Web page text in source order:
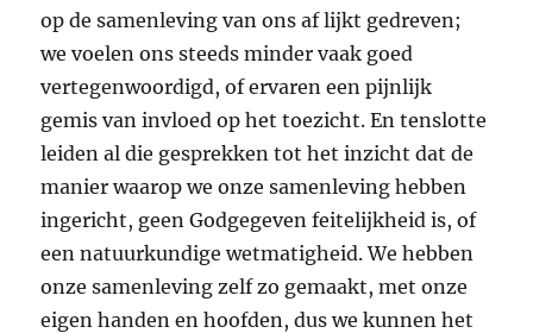
op de samenleving van ons af lijkt gedreven;
we voelen ons steeds minder vaak goed
vertegenwoordigd, of ervaren een pijnlijk
gemis van invloed op het toezicht. En tenslotte
leiden al die gesprekken tot het inzicht dat de
manier waarop we onze samenleving hebben
ingericht, geen Godgegeven feitelijkheid is, of
een natuurkundige wetmatigheid. We hebben
onze samenleving zelf zo gemaakt, met onze
eigen handen en hoofden, dus we kunnen het